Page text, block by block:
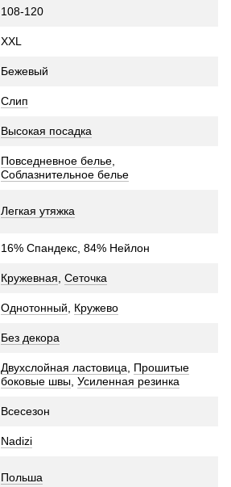
108-120
XXL
Бежевый
Слип
Высокая посадка
Повседневное белье
Соблазнительное белье
Легкая утяжка
16% Спандекс, 84% Нейлон
Кружевная Сеточка
Однотонный Кружево
Без декора
Двухслойная ластовица
Прошитые
боковые швы Усиленная резинка
Всесезон
Nadizi
Польша